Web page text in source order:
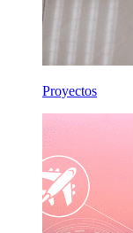
Proyectos